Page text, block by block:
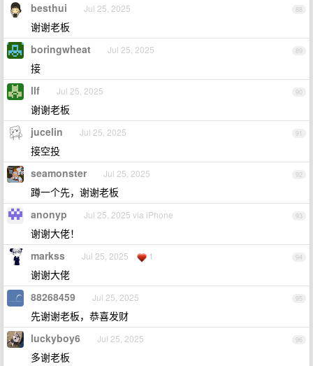
88
besthui Jul 25, 2025
谢谢老板
89
boringwheat Jul 25, 2025
接
90
llf Jul 25, 2025
谢谢老板
91
jucelin Jul 25, 2025
接空投
92
seamonster Jul 25, 2025
蹲一个先，谢谢老板
93
anonyp Jul 25, 2025 via iPhone
谢谢大佬！
94
markss Jul 25, 2025 1
谢谢大佬
95
88268459 Jul 25, 2025
先谢谢老板，恭喜发财
96
luckyboy6 Jul 25, 2025
多谢老板